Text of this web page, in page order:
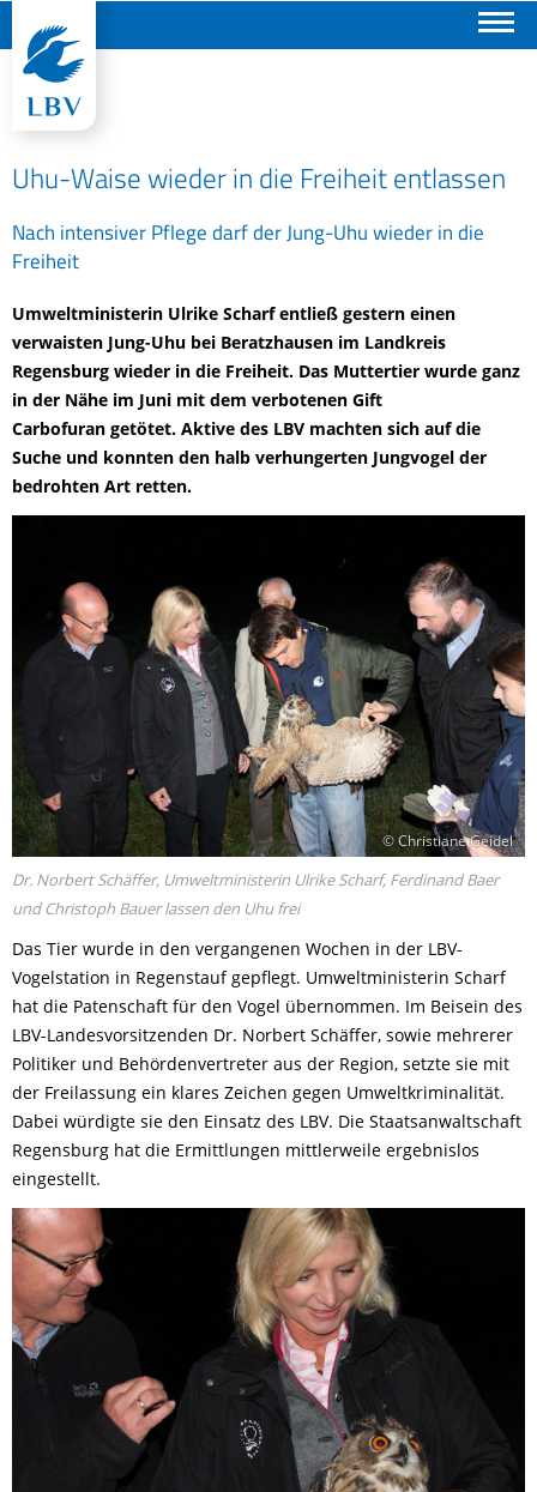
Uhu-Waise wieder in die Freiheit entlassen
Nach intensiver Pflege darf der Jung-Uhu wieder in die
Freiheit
Umweltministerin Ulrike Scharf entließ gestern einen
verwaisten Jung-Uhu bei Beratzhausen im Landkreis
Regensburg wieder in die Freiheit. Das Muttertier wurde ganz
in der Nähe im Juni mit dem verbotenen Gift
Carbofuran getötet. Aktive des LBV machten sich auf die
Suche und konnten den halb verhungerten Jungvogel der
bedrohten Art retten.
© Christiane Geidel
Dr. Norbert Schäffer, Umweltministerin Ulrike Scharf, Ferdinand Baer
und Christoph Bauer lassen den Uhu frei
Das Tier wurde in den vergangenen Wochen in der LBV-
Vogelstation in Regenstauf gepflegt. Umweltministerin Scharf
hat die Patenschaft für den Vogel übernommen. Im Beisein des
LBV-Landesvorsitzenden Dr. Norbert Schäffer, sowie mehrerer
Politiker und Behördenvertreter aus der Region, setzte sie mit
der Freilassung ein klares Zeichen gegen Umweltkriminalität.
Dabei würdigte sie den Einsatz des LBV. Die Staatsanwaltschaft
Regensburg hat die Ermittlungen mittlerweile ergebnislos
eingestellt.